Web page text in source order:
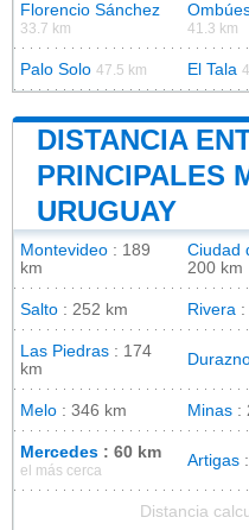
Florencio Sánchez
33.7 km 41.3 km
Palo Solo 47.5 km El Tala
DISTANCIA
PRINCIPALES
URUGUAY
Montevideo : 189
km
Ciudad
200 km
Salto : 252 km Rivera :
Las Piedras : 174
km
Melo : 346 km Minas :
Mercedes : 60 km
el más cerca
Artigas
Distancia